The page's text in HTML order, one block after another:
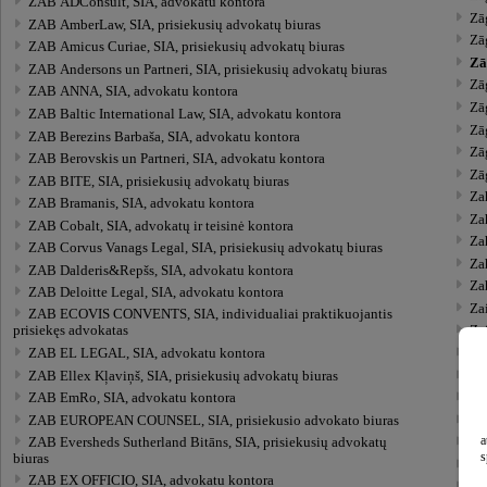
ZAB AmberLaw, SIA, prisiekusių advokatų biuras
ZAB Amicus Curiae, SIA, prisiekusių advokatų biuras
ZAB Andersons un Partneri, SIA, prisiekusių advokatų biuras
ZAB ANNA, SIA, advokatu kontora
ZAB Baltic International Law, SIA, advokatu kontora
ZAB Berezins Barbaša, SIA, advokatu kontora
ZAB Berovskis un Partneri, SIA, advokatu kontora
ZAB BITE, SIA, prisiekusių advokatų biuras
ZAB Bramanis, SIA, advokatu kontora
ZAB Cobalt, SIA, advokatų ir teisinė kontora
ZAB Corvus Vanags Legal, SIA, prisiekusių advokatų biuras
ZAB Dalderis&Repšs, SIA, advokatu kontora
ZAB Deloitte Legal, SIA, advokatu kontora
ZAB ECOVIS CONVENTS, SIA, individualiai praktikuojantis
prisiekęs advokatas
ZAB EL LEGAL, SIA, advokatu kontora
ZAB Ellex Kļaviņš, SIA, prisiekusių advokatų biuras
ZAB EmRo, SIA, advokatu kontora
ZAB EUROPEAN COUNSEL, SIA, prisiekusio advokato biuras
ZAB Eversheds Sutherland Bitāns, SIA, prisiekusių advokatų
biuras
ZAB EX OFFICIO, SIA, advokatu kontora